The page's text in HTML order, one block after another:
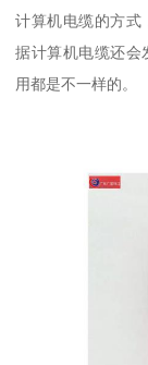
计算机电缆的方式
据计算机电缆还会
用都是不一样的。